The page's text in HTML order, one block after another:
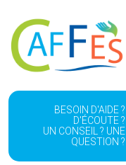
BESOIN D'AIDE ?
D'ÉCOUTE ?
UN CONSEIL ? UNE
QUESTION ?